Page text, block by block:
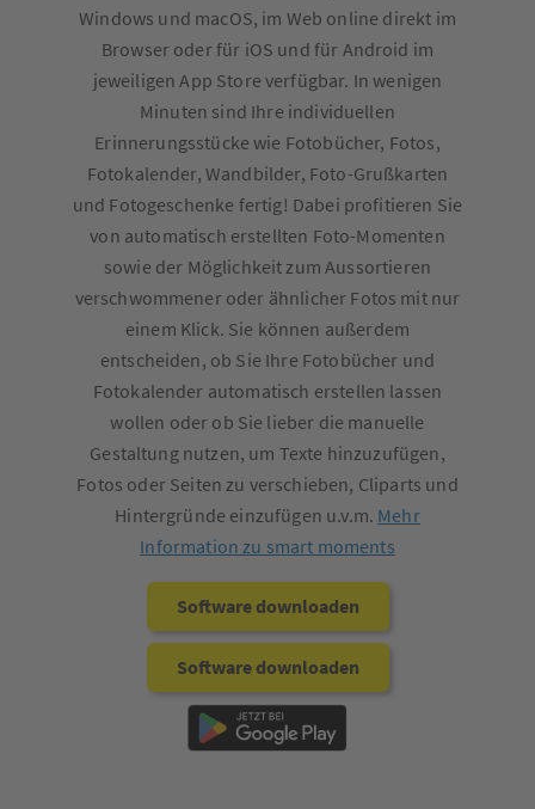
Windows und macOS, im Web online direkt im
Browser oder für iOS und für Android im
jeweiligen App Store verfügbar. In wenigen
Minuten sind Ihre individuellen
Erinnerungsstücke wie Fotobücher, Fotos,
Fotokalender, Wandbilder, Foto-Grußkarten
und Fotogeschenke fertig! Dabei profitieren Sie
von automatisch erstellten Foto-Momenten
sowie der Möglichkeit zum Aussortieren
verschwommener oder ähnlicher Fotos mit nur
einem Klick. Sie können außerdem
entscheiden, ob Sie Ihre Fotobücher und
Fotokalender automatisch erstellen lassen
wollen oder ob Sie lieber die manuelle
Gestaltung nutzen, um Texte hinzuzufügen,
Fotos oder Seiten zu verschieben, Cliparts und
Hintergründe einzufügen u.v.m. Mehr
Information zu smart moments
Software downloaden
Software downloaden